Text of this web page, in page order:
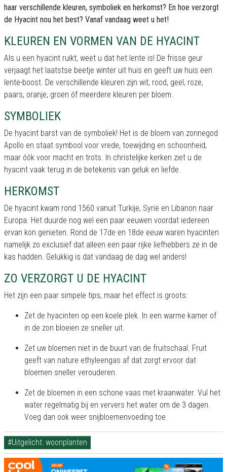
haar verschillende kleuren, symboliek en herkomst? En hoe verzorgt
de Hyacint nou het best? Vanaf vandaag weet u het!
KLEUREN EN VORMEN VAN DE HYACINT
Als u een hyacint ruikt, weet u dat het lente is! De frisse geur
verjaagt het laatstse beetje winter uit huis en geeft uw huis een
lente-boost. De verschillende kleuren zijn wit, rood, geel, roze,
paars, oranje, groen óf meerdere kleuren per bloem.
SYMBOLIEK
De hyacint barst van de symboliek! Het is de bloem van zonnegod
Apollo en staat symbool voor vrede, toewijding en schoonheid,
maar óók voor macht en trots. In christelijke kerken ziet u de
hyacint vaak terug in de betekenis van geluk en liefde.
HERKOMST
De hyacint kwam rond 1560 vanuit Turkije, Syrië en Libanon naar
Europa. Het duurde nog wel een paar eeuwen voordat iedereen
ervan kon genieten. Rond de 17de en 18de eeuw waren hyacinten
namelijk zo exclusief dat alleen een paar rijke liefhebbers ze in de
kas hadden. Gelukkig is dat vandaag de dag wel anders!
ZO VERZORGT U DE HYACINT
Het zijn een paar simpele tips, maar het effect is groots:
Zet de hyacinten op een koele plek. In een warme kamer of
in de zon bloeien ze sneller uit.
Zet uw bloemen niet in de buurt van de fruitschaal. Fruit
geeft van nature ethyleengas af dat zorgt ervoor dat
bloemen sneller verouderen.
Zet de bloemen in een schone vaas met kraanwater. Vul het
water regelmatig bij en ververs het water om de 3 dagen.
Voeg dan ook weer snijbloemenvoeding toe.
#Uitgelicht: woonplanten